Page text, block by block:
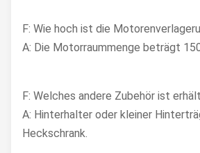
F: Wie hoch ist die
A: Die Motorraummenge beträgt
F: Welches andere Zubehör ist
A: Hinterhalter oder kleiner
Heckschrank.